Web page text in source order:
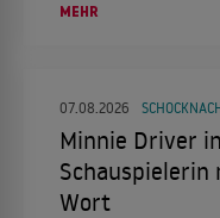
Obsession wird. Ein
MEHR
07.08.2026
Minnie Driver
Wort